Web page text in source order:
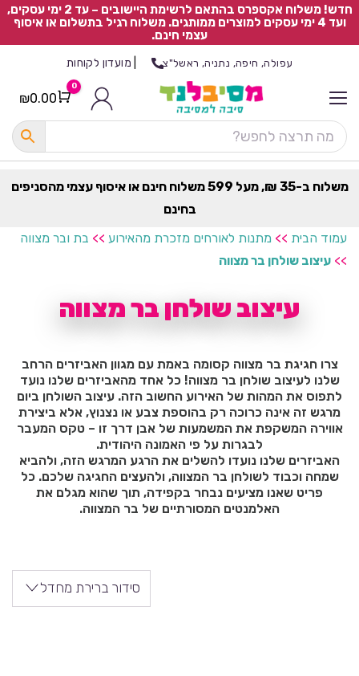
חדש! משלוח אקספרס בהתאם לרשימת היישובים – עד 2 ימי עסקים,
ועד 4 ימי עסקים למוצרים ממותגים. משלוח רגיל בתשלום או איסוף
עצמי חינם.
עפולה, חיפה, נתניה, ראשל"צ מועדון לקוחות
Cart
0
₪0.00
משלוח ב-35 ₪, מעל 599 משלוח חינם או איסוף עצמי מהסניפים
בחינם
עמוד הבית >> מתנות לאורחים מזכרת מהאירוע >> בת ובר מצווה
>> עיצוב שולחן בר מצווה
עיצוב שולחן בר מצווה
צרו חגיגת בר מצווה קסומה באמת עם מגוון האביזרים הרחב
שלנו לעיצוב שולחן בר מצווה! כל אחד מהאביזרים שלנו נועד
לתפוס את המהות של האירוע החשוב הזה. עיצוב השולחן ביום
מרגש זה אינה כרוכה רק בהוספת צבע או נצנוץ, אלא ביצירת
אווירה המשקפת את המשמעות של אבן דרך זו – טקס המעבר
לבגרות על פי האמונה היהודית.
האביזרים שלנו נועדו להשלים את הרגע המרגש הזה, ולהביא
שמחה וכבוד לשולחן בר המצווה, ולהעצים החגיגה שלכם. כל
פריט שאנו מציעים נבחר בקפידה, תוך שהוא מגלם את
האלמנטים המסורתיים של בר המצווה.
סידור ברירת מחדל